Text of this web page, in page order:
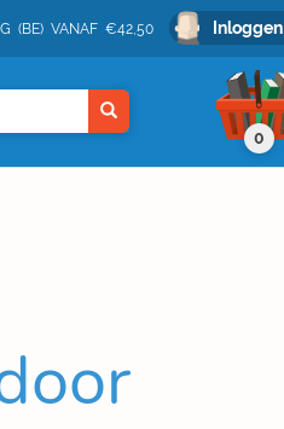
(BE) VANAF €42,50 Inloggen
0